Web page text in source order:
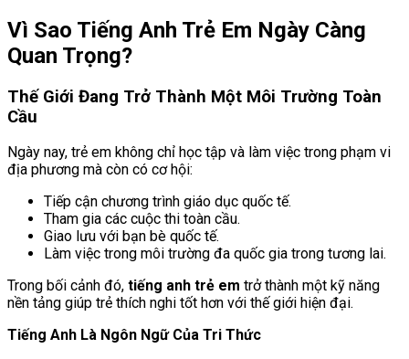
Vì Sao Tiếng Anh Trẻ Em Ngày Càng
Quan Trọng?
Thế Giới Đang Trở Thành Một Môi Trường Toàn
Cầu
Ngày nay, trẻ em không chỉ học tập và làm việc trong phạm vi
địa phương mà còn có cơ hội:
Tiếp cận chương trình giáo dục quốc tế.
Tham gia các cuộc thi toàn cầu.
Giao lưu với bạn bè quốc tế.
Làm việc trong môi trường đa quốc gia trong tương lai.
Trong bối cảnh đó, tiếng anh trẻ em trở thành một kỹ năng
nền tảng giúp trẻ thích nghi tốt hơn với thế giới hiện đại.
Tiếng Anh Là Ngôn Ngữ Của Tri Thức